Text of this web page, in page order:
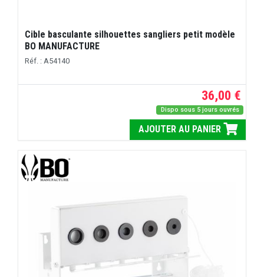
Cible basculante silhouettes sangliers petit modèle
BO MANUFACTURE
Réf. : A54140
36,00 €
Dispo sous 5 jours ouvrés
AJOUTER AU PANIER